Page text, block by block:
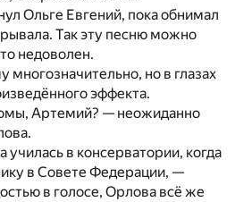
Ольге Евгений, пока обнимал
Так эту песню можно
недоволен.
многозначительно, но в глазах
эффекта.
Артемий? — неожиданно
в консерватории, когда
в Совете Федерации, —
в голосе, Орлова всё же